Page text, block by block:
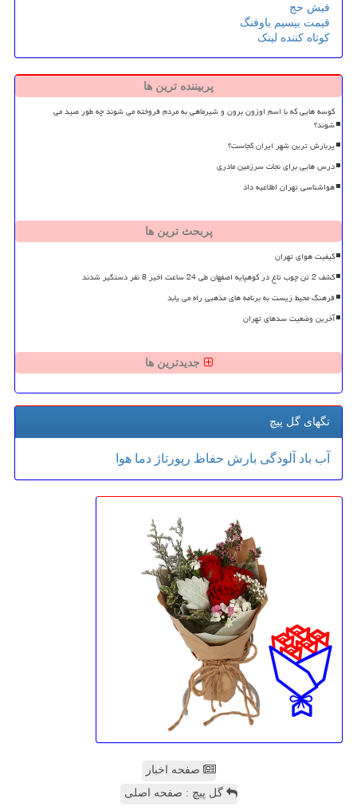
فیش حج
قیمت بیسیم باوفنگ
کوتاه کننده لینک
پربیننده ترین ها
کوسه هایی که با اسم اوزون برون و شیرماهی به مردم فروخته می شوند چه طور صید می
شوند؟
پربارش ترین شهر ایران کجاست؟
درس هایی برای نجات سرزمین مادری
هواشناسی تهران اطلاعیه داد
پربحث ترین ها
کیفیت هوای تهران
کشف 2 تن چوب تاغ در کوهپایه اصفهان طی 24 ساعت اخیر 8 نفر دستگیر شدند
فرهنگ محیط زیست به برنامه های مذهبی راه می یابد
آخرین وضعیت سدهای تهران
جدیدترین ها
تگهای گل پیچ
آب باد آلودگی بارش حفاظ رپورتاژ دما هوا
صفحه اخبار
گل پیچ : صفحه اصلی